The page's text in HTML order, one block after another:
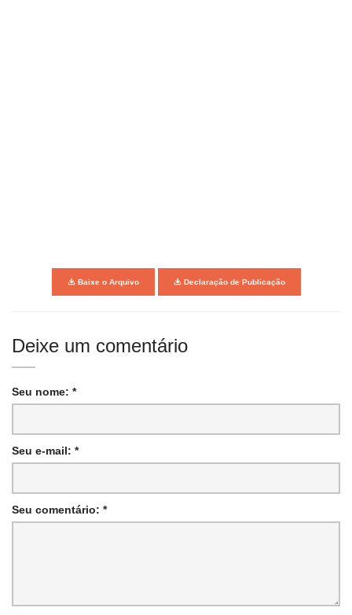
Baixe o Arquivo Declaração de Publicação
Deixe um comentário
Seu nome: *
Seu e-mail: *
Seu comentário: *